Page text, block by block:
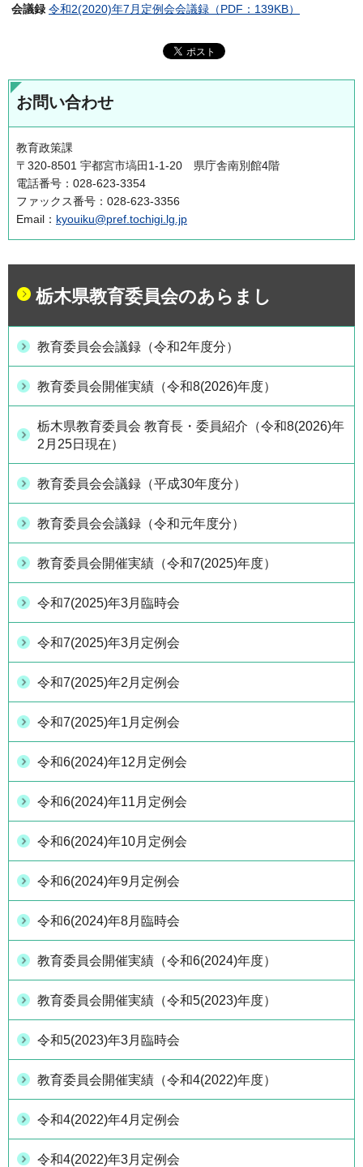
会議録 令和2(2020)年7月定例会会議録（PDF：139KB）
お問い合わせ
教育政策課
〒320-8501 宇都宮市塙田1-1-20 県庁舎南別館4階
電話番号：028-623-3354
ファックス番号：028-623-3356
Email： kyouiku@pref.tochigi.lg.jp
栃木県教育委員会のあらまし
教育委員会会議録（令和2年度分）
教育委員会開催実績（令和8(2026)年度）
栃木県教育委員会 教育長・委員紹介（令和8(2026)年
2月25日現在）
教育委員会会議録（平成30年度分）
教育委員会会議録（令和元年度分）
教育委員会開催実績（令和7(2025)年度）
令和7(2025)年3月臨時会
令和7(2025)年3月定例会
令和7(2025)年2月定例会
令和7(2025)年1月定例会
令和6(2024)年12月定例会
令和6(2024)年11月定例会
令和6(2024)年10月定例会
令和6(2024)年9月定例会
令和6(2024)年8月臨時会
教育委員会開催実績（令和6(2024)年度）
教育委員会開催実績（令和5(2023)年度）
令和5(2023)年3月臨時会
教育委員会開催実績（令和4(2022)年度）
令和4(2022)年4月定例会
令和4(2022)年3月定例会